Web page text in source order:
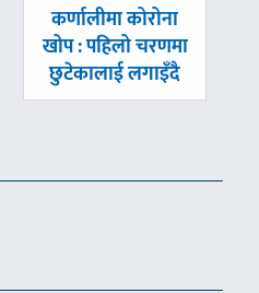
अघिल्लाे
-
कर्णालीमा कोरोना
खोप : पहिलो चरणमा
छुटेकालाई लगाइँदै